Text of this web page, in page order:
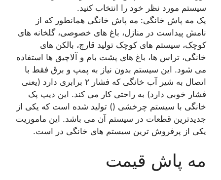
سیستم مورد نظر خود را انتخاب کنید.
پک مه پاش خانگی: مه پاش خانگی همانطور که از
نامش پیداست در منازل، باغ های خصوصی، گلخانه های
کوچک، سیستم های کوچک تولید قارچ، بالکن های
خانگی، تراس ها، باغ های پشت بام و آلاچیق ها استفاده
می شود. این سیستم بدون نیاز به پمپ و برق فقط با
اتصال به شیر آب خانگی که فشار ۲ برابری دارد (یعنی
فشار خوبی دارد) به راحتی کار می کند. این دیپ پک
خانگی با سیستم چرخشی () تولید شده است که یکی از
جدیدترین قطعات در سیستم آن می باشد. این ماموریت
یکی از پرفروش ترین سیستم های خانگی در است.
مه پاش قیمت